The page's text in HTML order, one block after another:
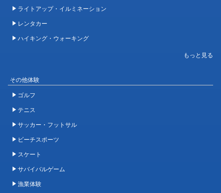
ライトアップ・イルミネーション
レンタカー
ハイキング・ウォーキング
その他体験
ゴルフ
テニス
サッカー・フットサル
ビーチスポーツ
スケート
サバイバルゲーム
漁業体験